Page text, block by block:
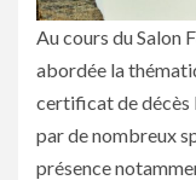
Au cours du Salon
abordée la
certificat de décès
par de nombreux
présence